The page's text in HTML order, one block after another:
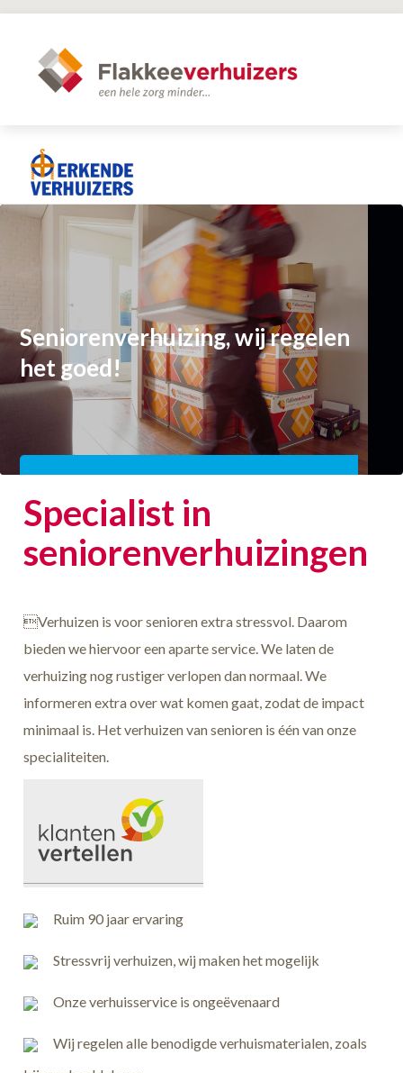
Seniorenverhuizing, wij regelen
het goed!
VERHUIZEN ZONDER STRESS, VRAAG OFFERTE
AAN
Specialist in
seniorenverhuizingen
Verhuizen is voor senioren extra stressvol. Daarom
bieden we hiervoor een aparte service. We laten de
verhuizing nog rustiger verlopen dan normaal. We
informeren extra over wat komen gaat, zodat de impact
minimaal is. Het verhuizen van senioren is één van onze
specialiteiten.
Ruim 90 jaar ervaring
Stressvrij verhuizen, wij maken het mogelijk
Onze verhuisservice is ongeëvenaard
Wij regelen alle benodigde verhuismaterialen, zoals